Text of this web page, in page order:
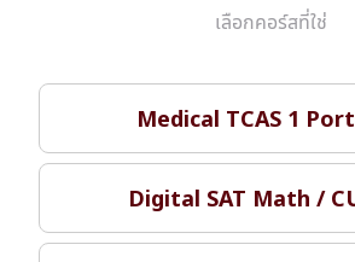
เลือกคอร์สที่ใช่
Medical TCAS 1
Digital SAT Math /